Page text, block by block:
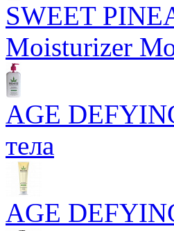
SWEET
Moisturizer
AGE
тела
AGE